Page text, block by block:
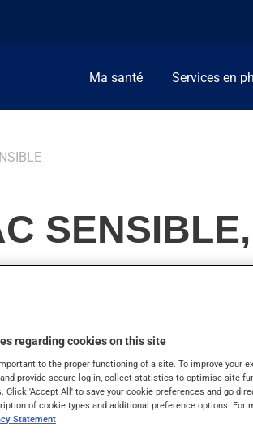
Ma santé Services en
pour réduire la fièvre. On l'emploie
Il est possible que votre pharmacien
regarding cookies on this site
to the proper functioning of a site. To improve your
provide secure log-in, collect statistics to optimise site
Click 'Accept All' to save your cookie preferences and go
of cookie types and additional preference options. For
Statement